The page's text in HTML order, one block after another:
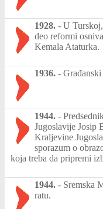
1928. - U
deo reformi
Kemala Ataturka.
1936. -
1944. -
Jugoslavije Josip
Kraljevine
sporazum o
koja treba da pripremi
1944. - Sremska
ratu.